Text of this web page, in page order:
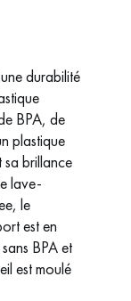
durabilité
BPA, de
plastique
sa brillance
lave-
le
est en
BPA et
est moulé